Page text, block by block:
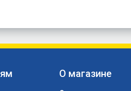
О магазине